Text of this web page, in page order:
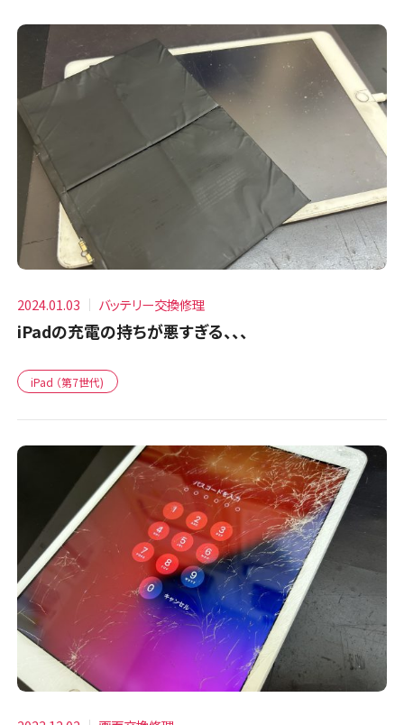
2024.01.03 バッテリー交換修理
iPadの充電の持ちが悪すぎる、、、
iPad （第7世代)